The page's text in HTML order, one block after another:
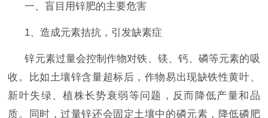
一、盲目用锌肥的主要危害
1、造成元素拮抗，引发缺素症
锌元素过量会控制作物对铁、镁、钙、磷等元素的吸
收。比如土壤锌含量超标后，作物易出现缺铁性黄叶、
新叶失绿、植株长势衰弱等问题，反而降低产量和品
质。同时，过量锌还会固定土壤中的磷元素，降低磷肥